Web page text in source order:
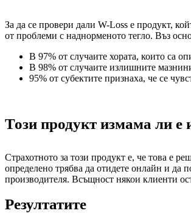
За да се провери дали W-Loss е продукт,
от проблеми с наднорменото тегло. Въз
В 97% от случаите хората, които са
В 98% от случаите излишните
95% от субектите признаха, че се
Този продукт измама ли е
Страхотното за този продукт е, че това е
определено трябва да отидете онлайн и да
производителя. Всъщност някои клиенти
Резултатите